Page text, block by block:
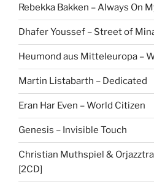
Rebekka Bakken – Always On
Dhafer Youssef – Street of
Heumond aus Mitteleuropa –
Martin Listabarth – Dedicated
Eran Har Even – World Citizen
Genesis – Invisible Touch
Christian Muthspiel &
[2CD]